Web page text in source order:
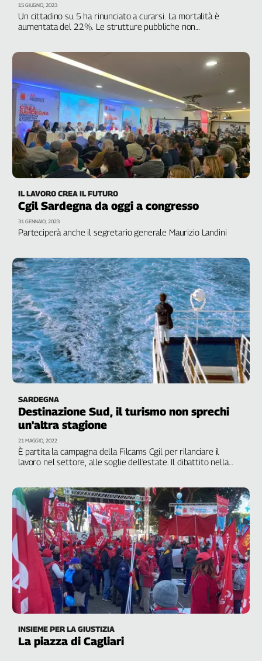
Un cittadino su 5 ha rinunciato a curarsi. La mortalità è
aumentata del 22%. Le strutture pubbliche non
15 GIUGNO, 2023
IL LAVORO CREA IL FUTURO
Cgil Sardegna da oggi a congresso
Parteciperà anche il segretario generale Maurizio Landini
31 GENNAIO, 2023
SARDEGNA
Destinazione Sud, il turismo non sprechi
un'altra stagione
È partita la campagna della Filcams Cgil per rilanciare il
lavoro nel settore, alle soglie dell'estate. Il dibattito nella
precarietà non sono le risposte. Le prossime tappe: Puglia,
Basilicata, Abruzzo e Campania
21 MAGGIO, 2022
INSIEME PER LA GIUSTIZIA
La piazza di Cagliari